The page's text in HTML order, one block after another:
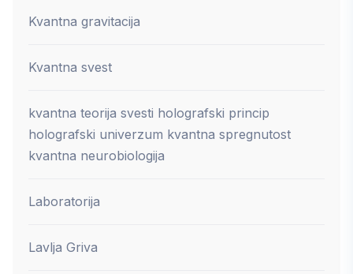
Kvantna gravitacija
Kvantna svest
kvantna teorija svesti holografski princip
holografski univerzum kvantna spregnutost
kvantna neurobiologija
Laboratorija
Lavlja Griva